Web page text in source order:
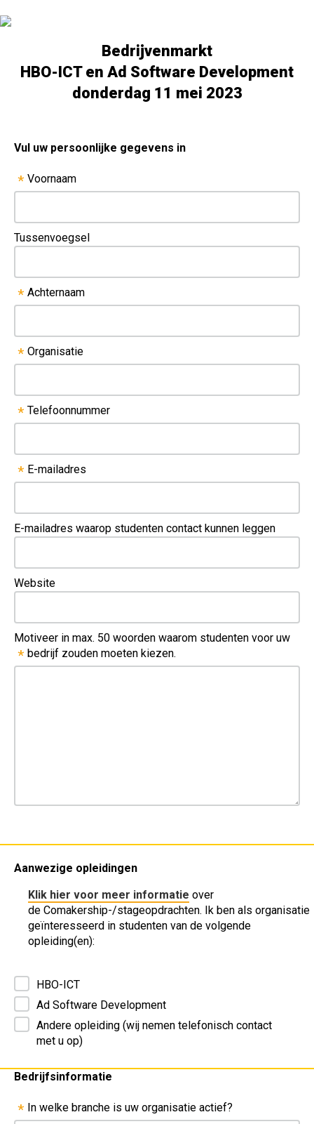
Bedrijvenmarkt
HBO-ICT en Ad Software Development
donderdag 11 mei 2023
Vul uw persoonlijke gegevens in
Voornaam
*
Tussenvoegsel
Achternaam
*
Organisatie
*
Telefoonnummer
*
E-mailadres
*
E-mailadres waarop studenten contact kunnen leggen
Website
Motiveer in max. 50 woorden waarom studenten voor uw
bedrijf zouden moeten kiezen.
*
Aanwezige opleidingen
Klik hier voor meer informatie over
de Comakership-/stageopdrachten. Ik ben als organisatie
geïnteresseerd in studenten van de volgende
opleiding(en):
HBO-ICT
Ad Software Development
Andere opleiding (wij nemen telefonisch contact
met u op)
Bedrijfsinformatie
In welke branche is uw organisatie actief?
*